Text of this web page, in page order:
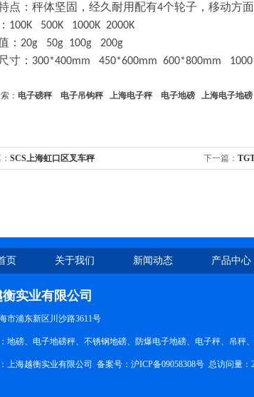
点：秤体坚固，经久耐用配有4个轮子，移动方面
100K 500K 1000K 2000K
： 20g 50g 100g 200g
寸： 300*400mm 450*600mm 600*800mm
： 电子磅秤 电子吊钩秤 上海电子秤 电子地磅 上海电子地磅
SCS上海虹口区叉车秤 下一篇：
页 关于我们 新闻动态 产品中心
实业有限公司
市浦东新区川沙路3611号
地磅、电子地磅秤、不锈钢地磅、防爆电子地磅、电子秤、吊秤
上海越衡实业有限公司 备案号： 沪ICP备09058308号 总访问量：